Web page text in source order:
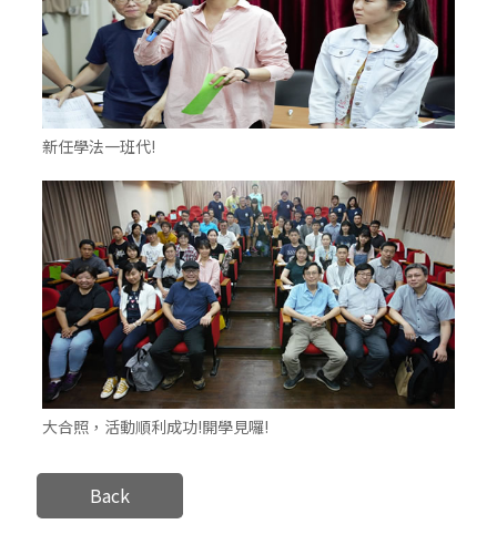
新任學法一班代!
大合照，活動順利成功!開學見囉!
Back